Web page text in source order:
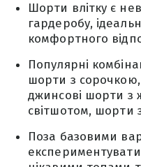
Шорти влітку є
гардеробу,
комфортного
Популярні
шорти з
джинсові шорти з
світшотом, шорти
Поза базовими